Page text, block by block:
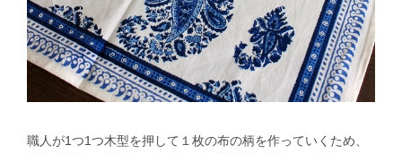
職人が1つ1つ木型を押して１枚の布の柄を作っていくため、